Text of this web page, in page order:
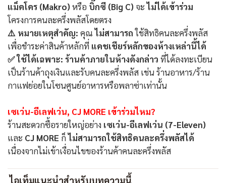
แม็คโคร (Makro)หรือ บิ๊กซี (Big C) จะไม่ได้เข้าร่วม
โครงการคนละครึ่งพลัสโดยตรง
⚠️ หมายเหตุสำคัญ: คุณไม่สามารถใช้สิทธิคนละครึ่งพลัส
เพื่อชำระค่าสินค้าหลักที่ แคชเชียร์หลักของห้างเหล่านี้ได้
✅ ใช้ได้เฉพาะ: ร้านค้าภายในห้างดังกล่าว ที่ได้ลงทะเบียน
เป็นร้านค้าถุงเงินและรับคนละครึ่งพลัส เช่น ร้านอาหาร/ร้าน
กาแฟย่อยในโซนศูนย์อาหารหรือพลาซ่าเท่านั้น
เซเว่น-อีเลฟเว่น, CJ MORE เข้าร่วมไหม?
ร้านสะดวกซื้อรายใหญ่อย่าง เซเว่น-อีเลฟเว่น (7-Eleven)
และ CJ MORE ก็ไม่สามารถใช้สิทธิคนละครึ่งพลัสได้
เนื่องจากไม่เข้าเงื่อนไขของร้านค้าคนละครึ่งพลัส
ไอเท็มแนะนำสำหรับบทความนี้